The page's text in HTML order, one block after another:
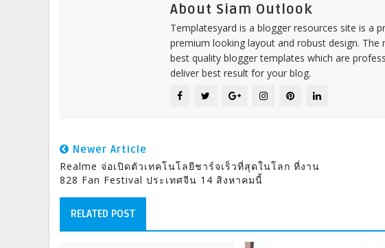
About Siam Outlook
Templatesyard is a blogger resources site is a
premium looking layout and robust design.
best quality blogger templates which are
deliver best result for your blog.
Newer Article
Realme จ่อเปิดตัวเทคโนโลยีชาร์จเร็วที่สุดในโลก ที่งาน
828 Fan Festival ประเทศจีน 14 สิงหาคมนี้
RELATED POST